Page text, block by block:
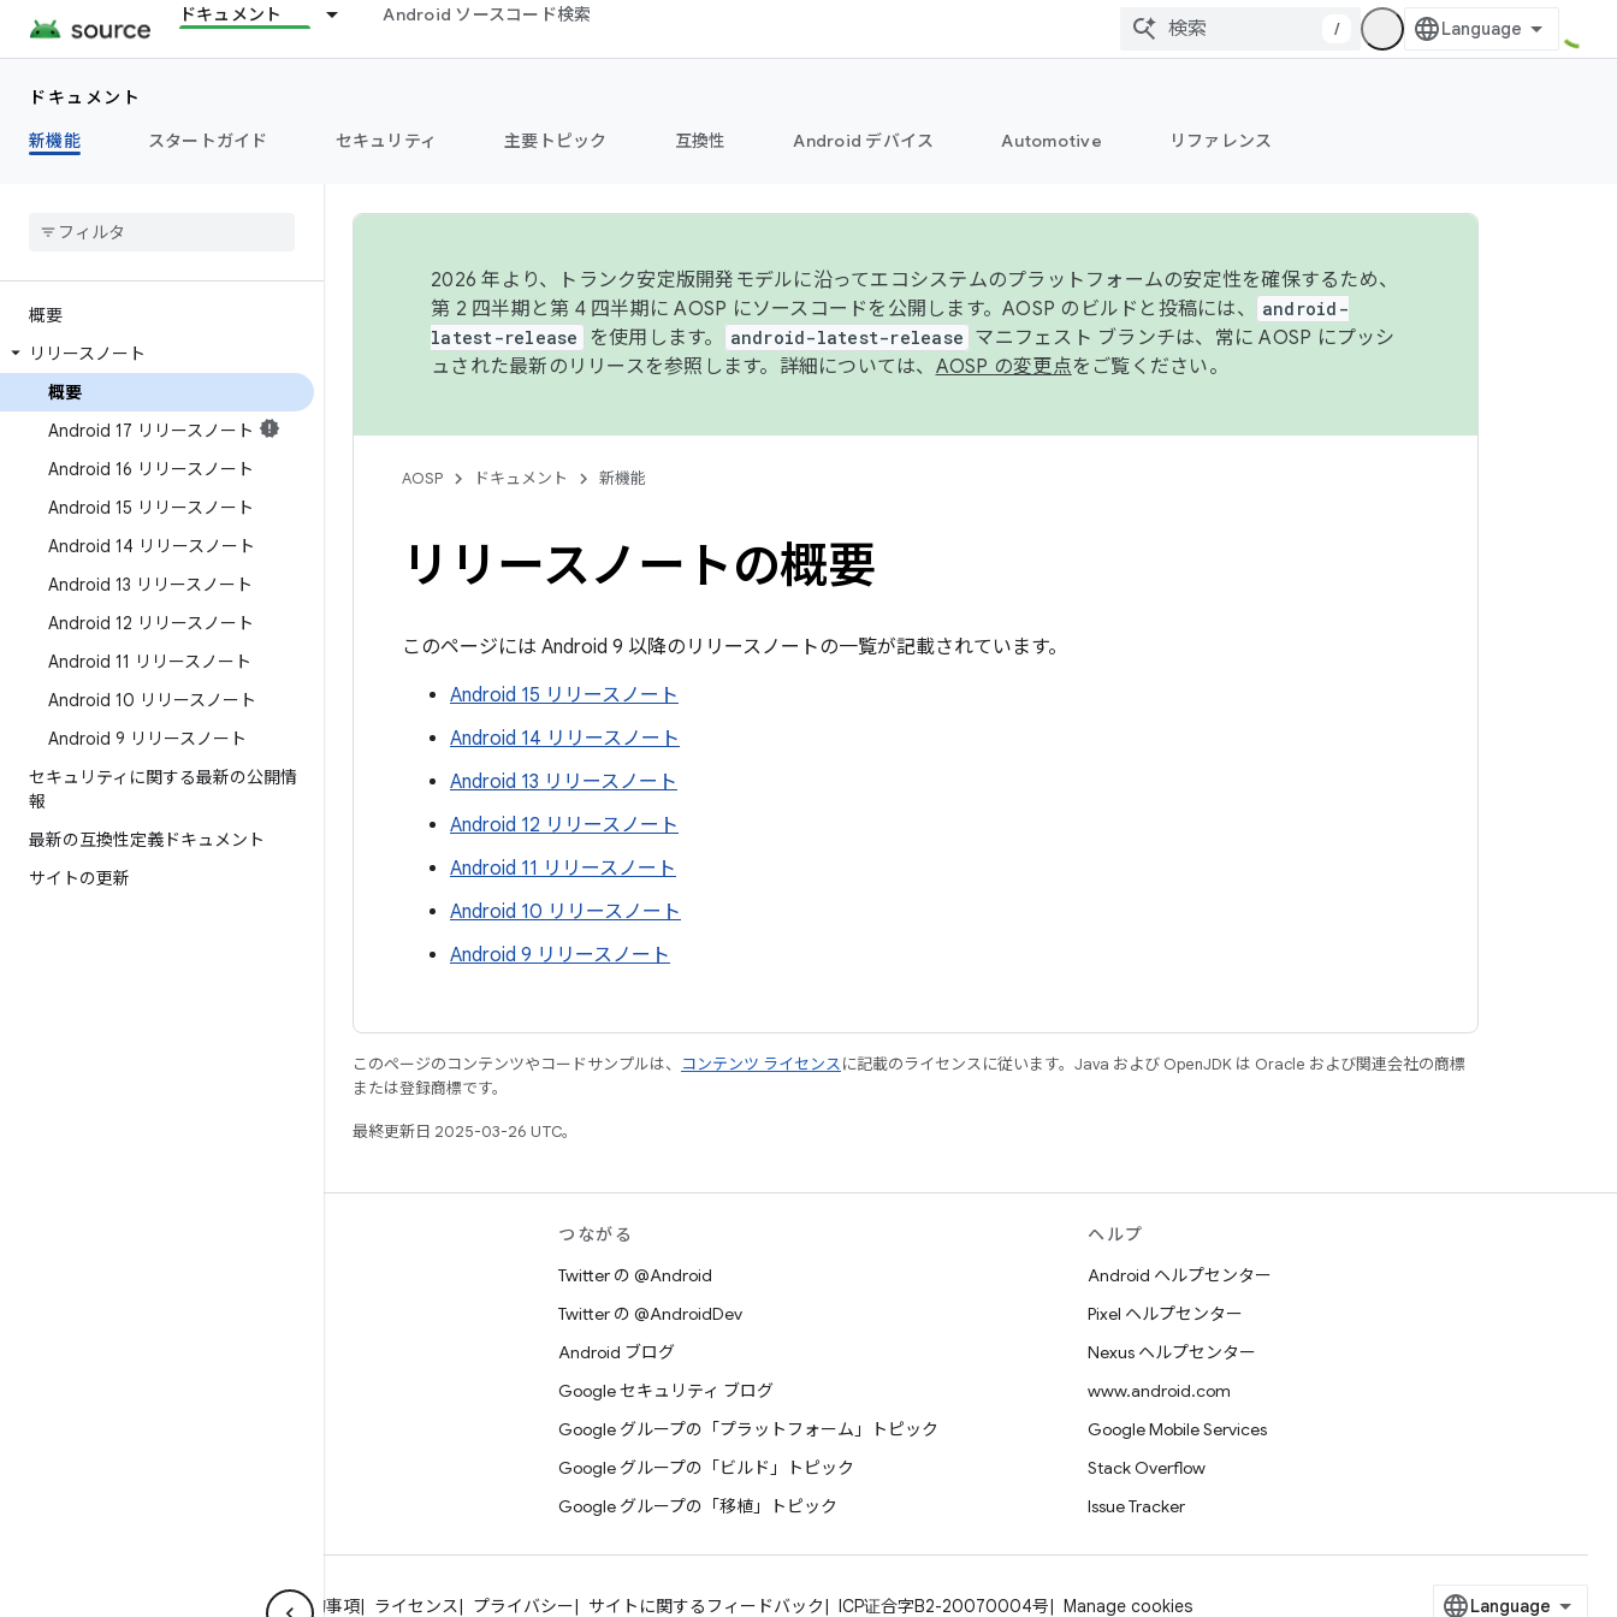
ドキュメント Android ソースコード検索
/
ドキュメント
新機能
スタートガイド セキュリティ 主要トピック 互換性 Android デバイス Automotive リファレンス
概要
リリースノート
概要
Android 17 リリースノート
Android 16 リリースノート
Android 15 リリースノート
Android 14 リリースノート
Android 13 リリースノート
Android 12 リリースノート
Android 11 リリースノート
Android 10 リリースノート
Android 9 リリースノート
セキュリティに関する最新の公開情
報
最新の互換性定義ドキュメント
サイトの更新
2026 年より、トランク安定版開発モデルに沿ってエコシステムのプラットフォームの安定性を確保するため、
第 2 四半期と第 4 四半期に AOSP にソースコードを公開します。AOSP のビルドと投稿には、
android-
latest-release
を使用します。 android-latest-release マニフェスト ブランチは、常に AOSP にプッシ
ュされた最新のリリースを参照します。詳細については、 AOSP の変更点をご覧ください。
AOSP ドキュメント 新機能
リリースノートの概要
このページには Android 9 以降のリリースノートの一覧が記載されています。
Android 15 リリースノート
Android 14 リリースノート
Android 13 リリースノート
Android 12 リリースノート
Android 11 リリースノート
Android 10 リリースノート
Android 9 リリースノート
このページのコンテンツやコードサンプルは、 コンテンツ ライセンスに記載のライセンスに従います。Java および OpenJDK は Oracle および関連会社の商標
または登録商標です。
最終更新日 2025-03-26 UTC。
つながる
Twitter の @Android
Twitter の @AndroidDev
Android ブログ
Google セキュリティ ブログ
Google グループの「プラットフォーム」トピック
Google グループの「ビルド」トピック
Google グループの「移植」トピック
ヘルプ
Android ヘルプセンター
Pixel ヘルプセンター
Nexus ヘルプセンター
www.android.com
Google Mobile Services
Stack Overflow
Issue Tracker
コミュニティ 法的事項 ライセンス プライバシー サイトに関するフィードバック ICP证合字B2-20070004号 Manage cookies